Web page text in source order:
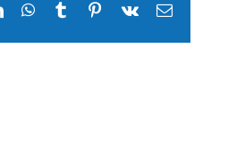
LinkedInWhatsApp
TumblrPinterest
Vk Email